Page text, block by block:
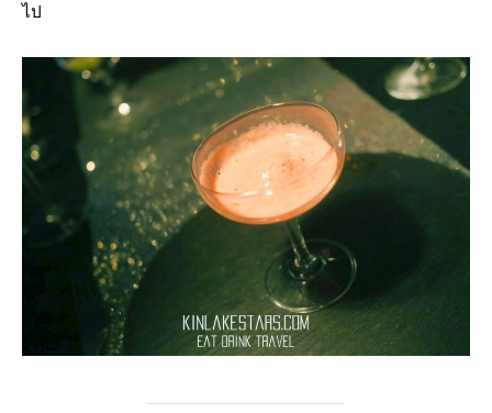
ไป